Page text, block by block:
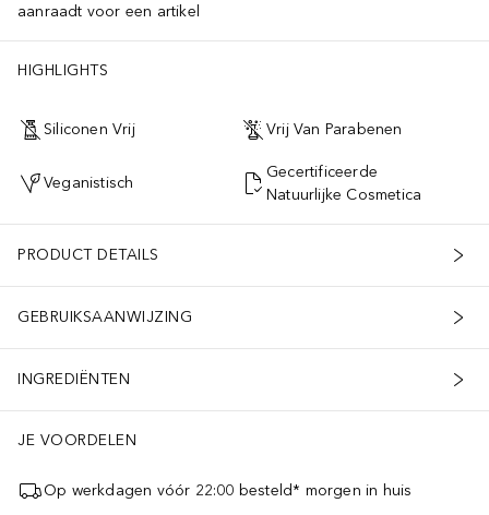
aanraadt voor een artikel
HIGHLIGHTS
Siliconen Vrij Vrij Van Parabenen
Veganistisch
Gecertificeerde
Natuurlijke Cosmetica
PRODUCT DETAILS
GEBRUIKSAANWIJZING
INGREDIËNTEN
JE VOORDELEN
Op werkdagen vóór 22:00 besteld* morgen in huis